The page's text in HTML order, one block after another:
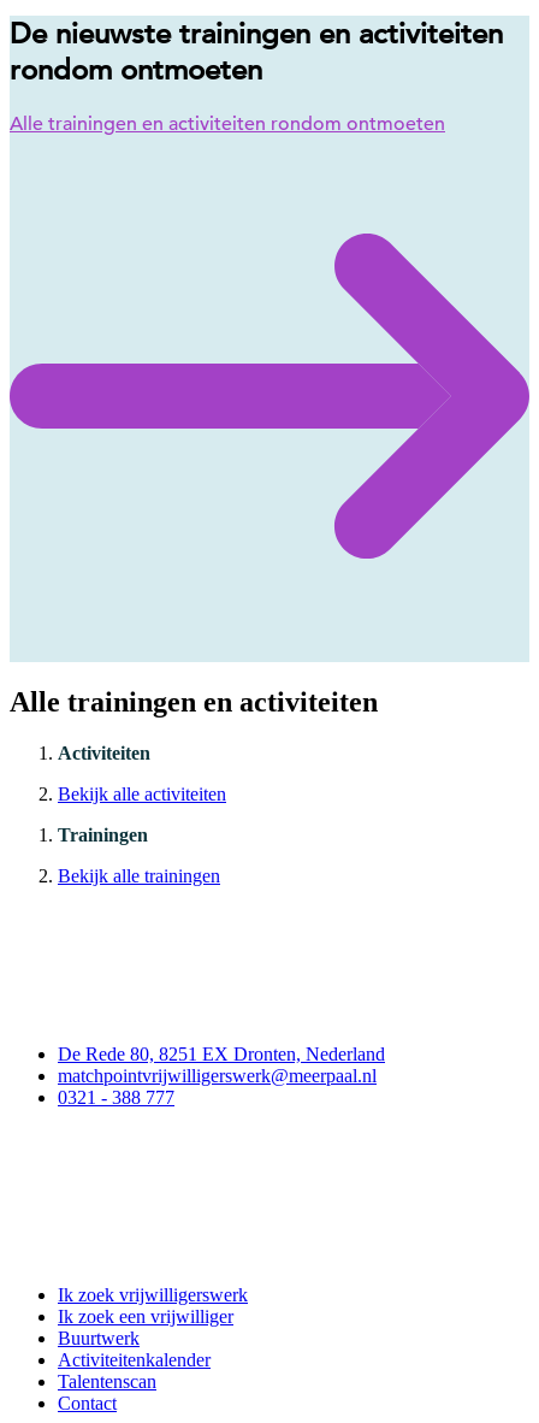
De nieuwste trainingen en activiteiten
rondom ontmoeten
Alle trainingen en activiteiten rondom ontmoeten
Alle trainingen en activiteiten
Activiteiten
Bekijk alle activiteiten
Trainingen
Bekijk alle trainingen
De Rede 80, 8251 EX Dronten, Nederland
matchpointvrijwilligerswerk@meerpaal.nl
0321 - 388 777
Ik zoek vrijwilligerswerk
Ik zoek een vrijwilliger
Buurtwerk
Activiteitenkalender
Talentenscan
Contact